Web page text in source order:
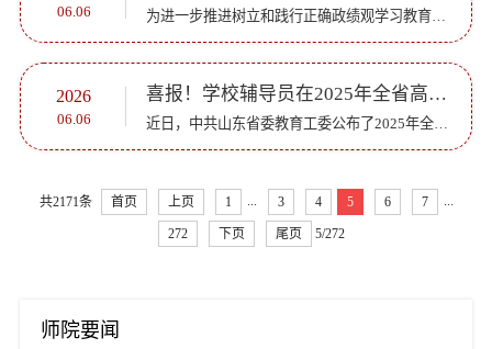
06.06 为进一步推进树立和践行正确政绩观学习教育走深走实，深化党建引领下的校地合作，巩固拓展共建成果，推动资源共享、优势互补、双向服务，6月5日，外国语学院与双山街道文汇社区校地共建交流会顺利举行。文汇社区...
2026
06.06
喜报！学校辅导员在2025年全省高校辅导员创新项目评选中获佳绩
近日，中共山东省委教育工委公布了2025年全省高校辅导员工作创新项目评选结果，我校辅导员在本次评选中荣获辅导员工作优秀案例2项。本次活动由中共山东省委教育工委组织，经高校推荐、专家评审、公示等环节，全省...
共2171条 首页 上页 1 ... 3 4 5 6 7 ...
272 下页 尾页 5/272
师院要闻